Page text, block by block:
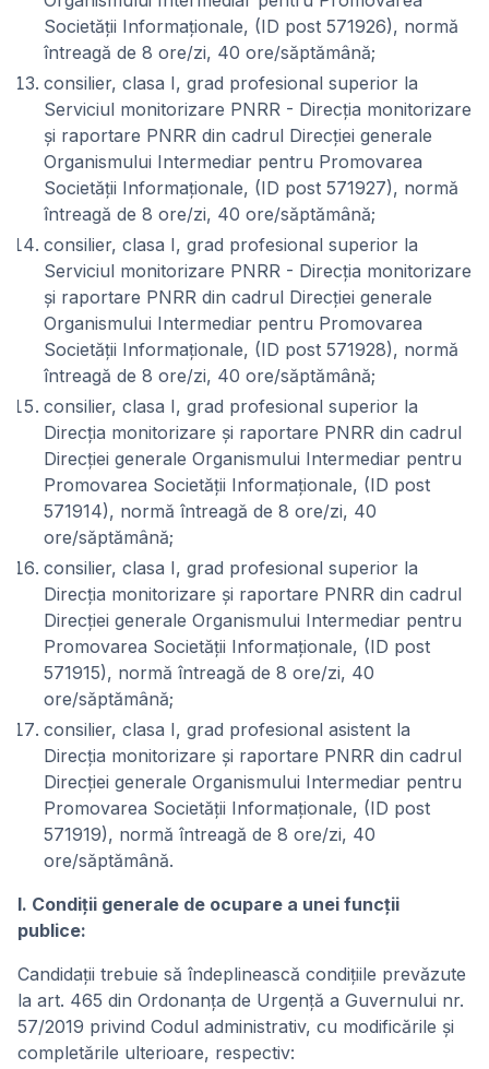
Societății Informaționale, (ID post 571926), normă
întreagă de 8 ore/zi, 40 ore/săptămână;
consilier, clasa I, grad profesional superior la
Serviciul monitorizare PNRR - Direcția monitorizare
și raportare PNRR din cadrul Direcției generale
Organismului Intermediar pentru Promovarea
Societății Informaționale, (ID post 571927), normă
întreagă de 8 ore/zi, 40 ore/săptămână;
consilier, clasa I, grad profesional superior la
Serviciul monitorizare PNRR - Direcția monitorizare
și raportare PNRR din cadrul Direcției generale
Organismului Intermediar pentru Promovarea
Societății Informaționale, (ID post 571928), normă
întreagă de 8 ore/zi, 40 ore/săptămână;
consilier, clasa I, grad profesional superior la
Direcția monitorizare și raportare PNRR din cadrul
Direcției generale Organismului Intermediar pentru
Promovarea Societății Informaționale, (ID post
571914), normă întreagă de 8 ore/zi, 40
ore/săptămână;
consilier, clasa I, grad profesional superior la
Direcția monitorizare și raportare PNRR din cadrul
Direcției generale Organismului Intermediar pentru
Promovarea Societății Informaționale, (ID post
571915), normă întreagă de 8 ore/zi, 40
ore/săptămână;
consilier, clasa I, grad profesional asistent la
Direcția monitorizare și raportare PNRR din cadrul
Direcției generale Organismului Intermediar pentru
Promovarea Societății Informaționale, (ID post
571919), normă întreagă de 8 ore/zi, 40
ore/săptămână.
I. Condiţii generale de ocupare a unei funcții
publice:
Candidații trebuie să îndeplinească condițiile prevăzute
la art. 465 din Ordonanța de Urgență a Guvernului nr.
57/2019 privind Codul administrativ, cu modificările și
completările ulterioare, respectiv: